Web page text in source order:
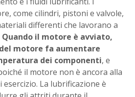
come cilindri, pistoni e valvole,
differenti che lavorano a
Quando il motore è avviato,
motore fa aumentare
dei componenti, e
il motore non è ancora alla
La lubrificazione è